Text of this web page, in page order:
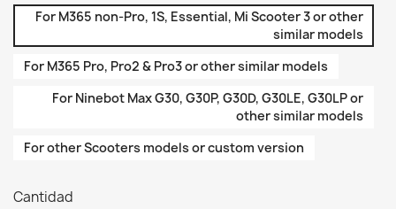
For M365 non-Pro, 1S, Essential, Mi Scooter 3 or other
similar models
For M365 Pro, Pro2 & Pro3 or other similar models
For Ninebot Max G30, G30P, G30D, G30LE, G30LP or
other similar models
For other Scooters models or custom version
Cantidad